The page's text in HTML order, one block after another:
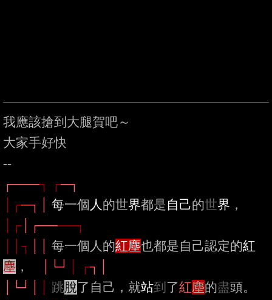
我應該搶到大腿賀吧～
大家手好快
┌───┐ ┌─┐
│┌─┐│ 每一個 人的世界都是自己的世界
│┌ │┌────┐
││┐
每一個人的紅塵也都是自己認定的紅
塵 ， │└┘ │ ┌┐│
│└┘│
跳脫了自己，就站到 了紅塵的盡